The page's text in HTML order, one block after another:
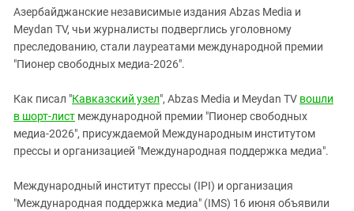
СКФО
Чечня
Южный Кавказ
ЮФО
Азербайджанские независимые издания Abzas Media и
Meydan TV, чьи журналисты подверглись уголовному
преследованию, стали лауреатами международной премии
"Пионер свободных медиа-2026".
Как писал "Кавказский узел", Abzas Media и Meydan TV вошли
в шорт-лист международной премии "Пионер свободных
медиа-2026", присуждаемой Международным институтом
прессы и организацией "Международная поддержка медиа".
Международный институт прессы (IPI) и организация
"Международная поддержка медиа" (IMS) 16 июня объявили